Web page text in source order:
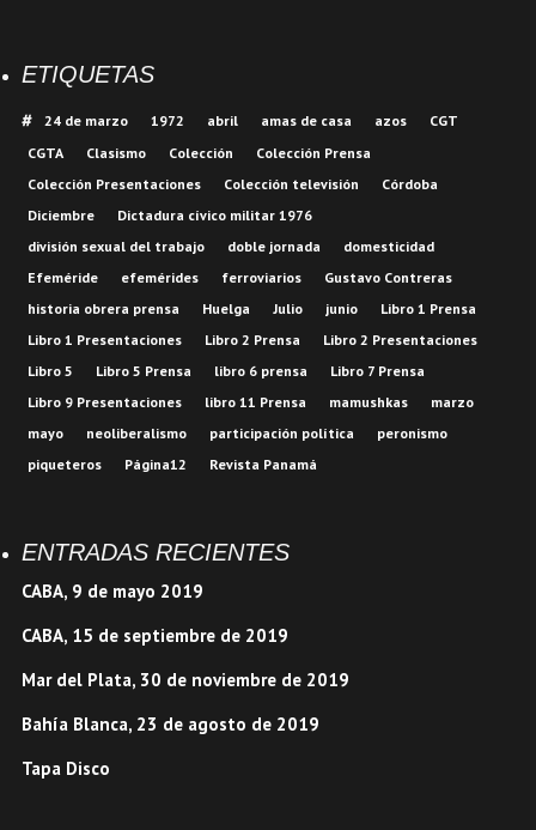
ETIQUETAS
24 de marzo 1972 abril amas de casa azos
CGT
CGTA
Clasismo Colección
Colección Prensa
Colección Presentaciones
Colección televisión
Córdoba
Diciembre
Dictadura cívico militar 1976
división sexual del trabajo
doble jornada
domesticidad
Efeméride
efemérides ferroviarios
Gustavo Contreras
historia obrera prensa
Huelga Julio junio
Libro 1 Prensa
Libro 1 Presentaciones
Libro 2 Prensa
Libro 2 Presentaciones
Libro 5
Libro 5 Prensa libro 6 prensa
Libro 7 Prensa
Libro 9 Presentaciones
libro 11 Prensa mamushkas
marzo
mayo
neoliberalismo participación política
peronismo
piqueteros
Página12 Revista Panamá
ENTRADAS RECIENTES
CABA, 9 de mayo 2019
CABA, 15 de septiembre de 2019
Mar del Plata, 30 de noviembre de 2019
Bahía Blanca, 23 de agosto de 2019
Tapa Disco